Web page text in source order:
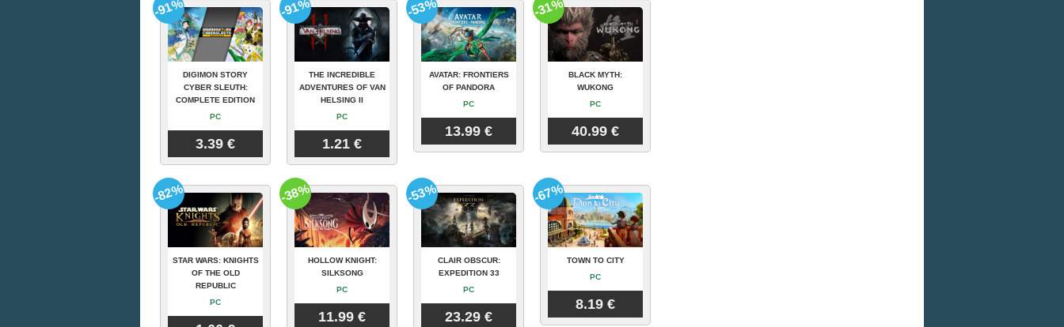
DIGIMON STORY
CYBER SLEUTH:
COMPLETE EDITION
PC
3.39 €
-91%
THE INCREDIBLE
ADVENTURES OF VAN
HELSING II
PC
1.21 €
-91%
AVATAR: FRONTIERS
OF PANDORA
PC
13.99 €
-53%
BLACK MYTH:
WUKONG
PC
40.99 €
-31%
STAR WARS: KNIGHTS
OF THE OLD
REPUBLIC
PC
-82%
HOLLOW KNIGHT:
SILKSONG
PC
11.99 €
-38%
CLAIR OBSCUR:
EXPEDITION 33
PC
23.29 €
-53%
TOWN TO CITY
PC
8.19 €
-67%